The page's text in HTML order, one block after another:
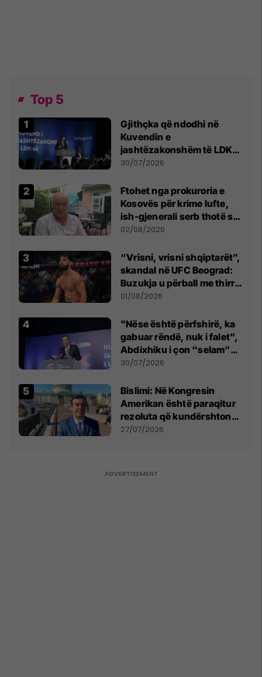
Top 5
Gjithçka që ndodhi në
Kuvendin e
jashtëzakonshëm të LDK-
së
30/07/2026
Ftohet nga prokuroria e
Kosovës për krime lufte,
ish-gjenerali serb thotë se
dikush e tradhtoi në
02/08/2026
“Vrisni, vrisni shqiptarët”,
skandal në UFC Beograd:
Buzukja u përball me thirrje
anti-shqiptare nga
01/08/2026
"Nëse është përfshirë, ka
gabuar rëndë, nuk i falet",
Abdixhiku i çon “selam”
Përparim Ramës
30/07/2026
Bislimi: Në Kongresin
Amerikan është paraqitur
rezoluta që kundërshton
mbajtjen e Asamblesë
27/07/2026